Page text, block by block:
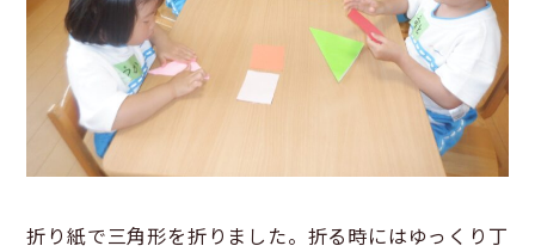
折り紙で三角形を折りました。折る時にはゆっくり丁